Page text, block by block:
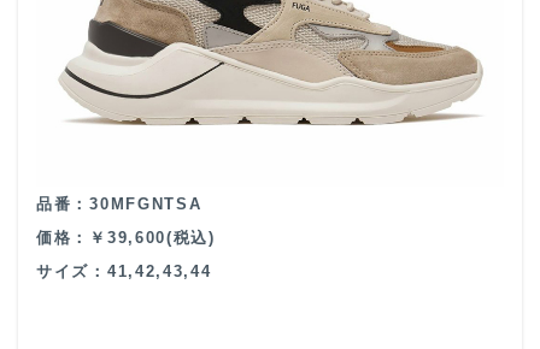
品番：30MFGNTSA
価格：￥39,600(税込)
サイズ：41,42,43,44